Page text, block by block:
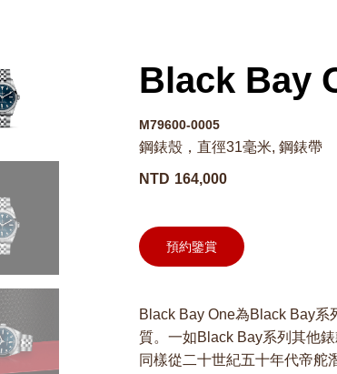
Black Bay
M79600-0005
鋼錶殼，直徑31毫米, 鋼錶帶
NTD 164,000
預約鑒賞
Black Bay One為Black Bay系
質。一如Black Bay系列其他
同樣從二十世紀五十年代帝舵